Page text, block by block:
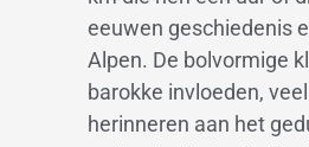
eeuwen geschiedenis
Alpen. De bolvormige
barokke invloeden,
herinneren aan het